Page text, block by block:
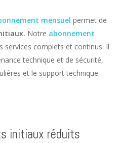
mensuel permet de
Notre abonnement
services complets et continus. Il
technique et de sécurité,
et le support technique
initiaux réduits